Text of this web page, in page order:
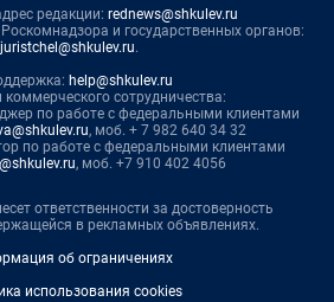
редакции: rednews@shkulev.ru
и государственных органов:
juristchel@shkulev.ru.
help@shkulev.ru
сотрудничества:
по работе с федеральными клиентами
, моб. + 7 982 640 34 32
по работе с федеральными клиентами
, моб. +7 910 402 4056
ответственности за достоверность
в рекламных объявлениях.
об ограничениях
использования cookies